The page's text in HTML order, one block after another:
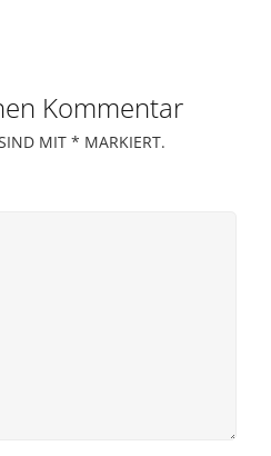
Kommentar
MIT * MARKIERT.